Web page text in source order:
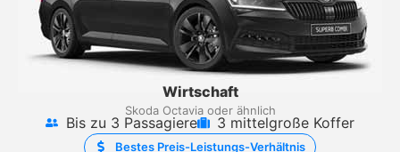
Wirtschaft
Skoda Octavia oder ähnlich
Bis zu 3 Passagiere 3 mittelgroße Koffer
Bestes Preis-Leistungs-Verhältnis